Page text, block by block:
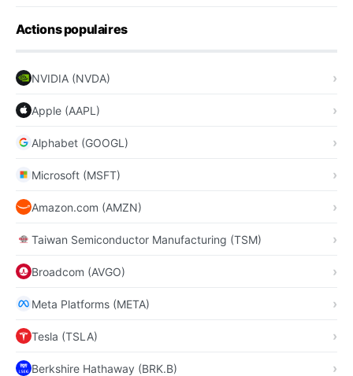
Actions populaires
NVIDIA (NVDA)
Apple (AAPL)
Alphabet (GOOGL)
Microsoft (MSFT)
Amazon.com (AMZN)
Taiwan Semiconductor Manufacturing (TSM)
Broadcom (AVGO)
Meta Platforms (META)
Tesla (TSLA)
Berkshire Hathaway (BRK.B)